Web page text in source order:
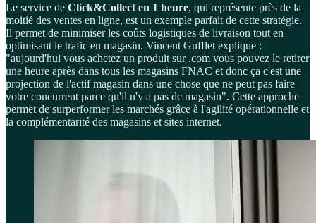
Le service de Click&Collect en 1 heure, qui représente près de la
moitié des ventes en ligne, est un exemple parfait de cette stratégie.
Il permet de minimiser les coûts logistiques de livraison tout en
optimisant le trafic en magasin. Vincent Gufflet explique :
"aujourd'hui vous achetez un produit sur .com vous pouvez le retirer
une heure après dans tous les magasins FNAC et donc ça c'est une
projection de l'actif magasin dans une chose que ne peut pas faire
votre concurrent parce qu'il n'y a pas de magasin". Cette approche
permet de surperformer les marchés grâce à l'agilité opérationnelle et
la complémentarité des magasins et sites internet.